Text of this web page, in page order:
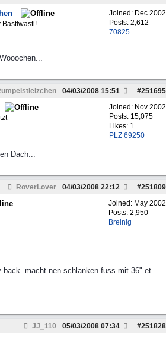
Joined: Dec 2002
Posts: 2,612
70825
Bastlwastl!
#251695
04/03/2008 15:51
Joined: Nov 2002
Posts: 15,075
Likes: 1
PLZ 69250
Dach...
RoverLover #251809
04/03/2008 22:12
Joined: May 2002
Posts: 2,950
Breinig
back. macht nen schlanken fuss mit 36" et.
JJ_110 #251828
05/03/2008 07:34